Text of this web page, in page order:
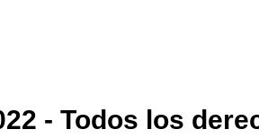
- Todos los